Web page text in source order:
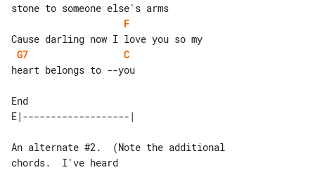
F
G7
C
heart belongs to --you
An alternate #2.  (Note the additional
chords.  I've heard